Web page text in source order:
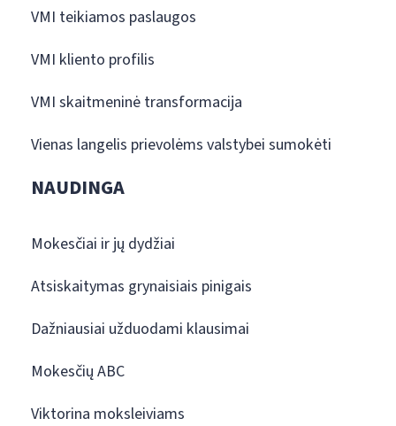
VMI teikiamos paslaugos
VMI kliento profilis
VMI skaitmeninė transformacija
Vienas langelis prievolėms valstybei sumokėti
NAUDINGA
Mokesčiai ir jų dydžiai
Atsiskaitymas grynaisiais pinigais
Dažniausiai užduodami klausimai
Mokesčių ABC
Viktorina moksleiviams